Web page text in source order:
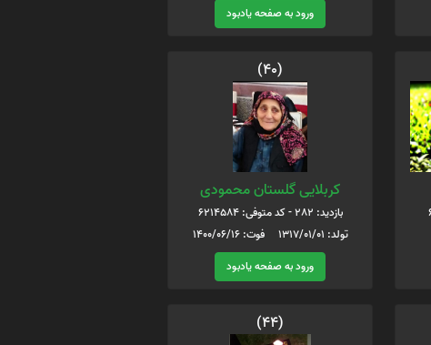
ورود به صفحه یادبود
(40)
کربلایی گلستان محمودی
بازدید: 282 - کد متوفی: 6214584
تولد: 1317/01/01 فوت: 1400/06/16
ورود به صفحه یادبود
(44)